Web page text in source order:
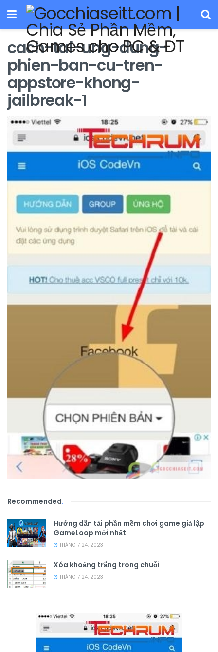
cach-tai-ung-dung-
phien-ban-cu-tren-
appstore-khong-
jailbreak-1
Recommended.
Hướng dẫn tải phần mềm chơi game giả lập
GameLoop mới nhất
THÁNG 7 24, 2023
Xóa khoảng trắng trong chuỗi
THÁNG 7 24, 2023